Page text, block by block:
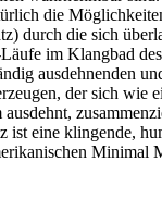
die
durch die sich
im Klangbad
ausdehnenden
der sich wie
ausdehnt,
ist eine klingende,
Minimal